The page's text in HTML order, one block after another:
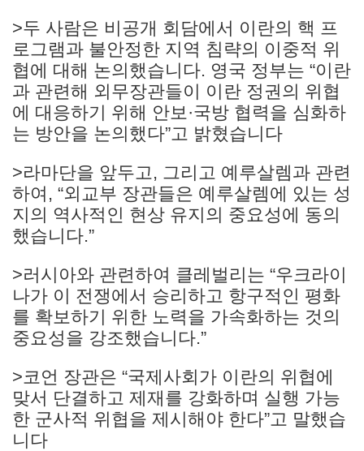
>두 사람은 비공개 회담에서 이란의 핵 프
로그램과 불안정한 지역 침략의 이중적 위
협에 대해 논의했습니다. 영국 정부는 “이란
과 관련해 외무장관들이 이란 정권의 위협
에 대응하기 위해 안보·국방 협력을 심화하
는 방안을 논의했다”고 밝혔습니다
>라마단을 앞두고, 그리고 예루살렘과 관련
하여, “외교부 장관들은 예루살렘에 있는 성
지의 역사적인 현상 유지의 중요성에 동의
했습니다.”
>러시아와 관련하여 클레벌리는 “우크라이
나가 이 전쟁에서 승리하고 항구적인 평화
를 확보하기 위한 노력을 가속화하는 것의
중요성을 강조했습니다.”
>코언 장관은 “국제사회가 이란의 위협에
맞서 단결하고 제재를 강화하며 실행 가능
한 군사적 위협을 제시해야 한다”고 말했습
니다